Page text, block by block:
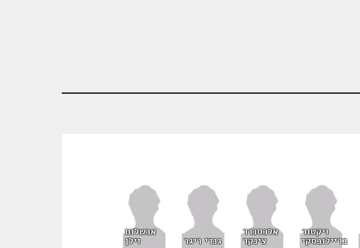
ויקטור
בריילובסקי
אלכסנדר
צינקר גנדי ריגר
אבשלום
וילן